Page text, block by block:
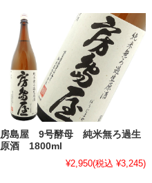
房島屋 9号酵母 純米無ろ過生
原酒 1800ml
¥2,950(税込 ¥3,245)